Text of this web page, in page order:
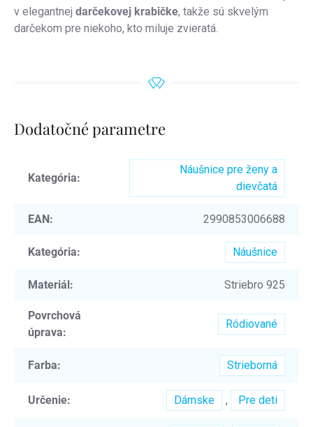
v elegantnej darčekovej krabičke, takže sú skvelým
darčekom pre niekoho, kto miluje zvieratá.
Dodatočné parametre
Kategória:
Náušnice pre ženy a
dievčatá
EAN: 2990853006688
Kategória: Náušnice
Materiál: Striebro 925
Povrchová
úprava:
Ródiované
Farba: Strieborná
Určenie: Dámske , Pre deti